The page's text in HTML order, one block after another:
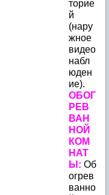
торие
й
(нару
жное
видео
набл
юден
ие).
ОБОГ
РЕВ
ВАН
НОЙ
КОМ
НАТ
Ы: Об
огрев
ванно